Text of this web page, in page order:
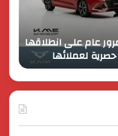
عام على انطلاقها
لعملائها
جديدة